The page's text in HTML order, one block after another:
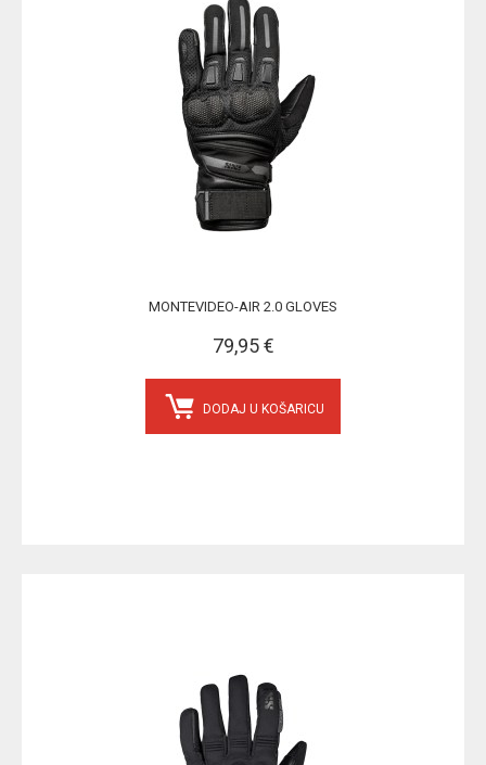
MONTEVIDEO-AIR 2.0 GLOVES
79,95 €
DODAJ U KOŠARICU